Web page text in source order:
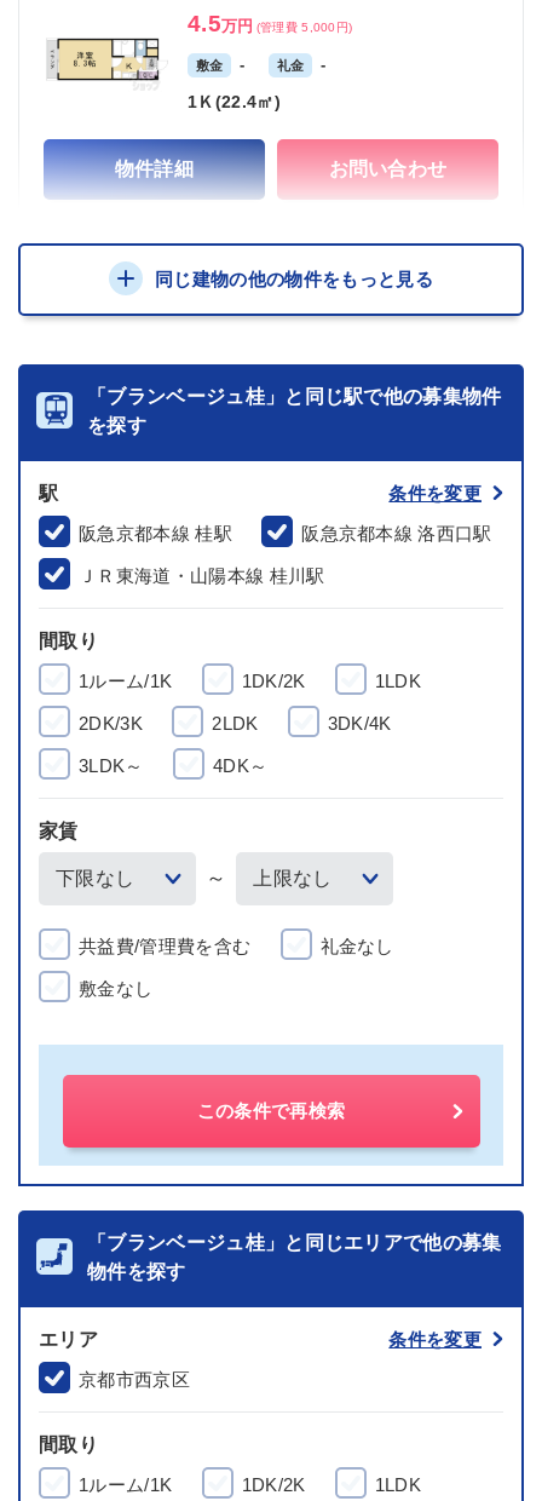
4.5万円 (管理費 5,000円)
敷金 - 礼金 -
1Ｋ(22.4㎡)
物件詳細 お問い合わせ
同じ建物の他の物件をもっと見る
「ブランベージュ桂」と同じ駅で他の募集物件
を探す
駅
条件を変更
阪急京都本線 桂駅
阪急京都本線 洛西口駅
ＪＲ東海道・山陽本線 桂川駅
間取り
1ルーム/1K
1DK/2K 1LDK
2DK/3K 2LDK 3DK/4K
3LDK～ 4DK～
家賃
～
共益費/管理費を含む 礼金なし
敷金なし
この条件で再検索
「ブランベージュ桂」と同じエリアで他の募集
物件を探す
エリア
条件を変更
京都市西京区
間取り
1ルーム/1K
1DK/2K 1LDK